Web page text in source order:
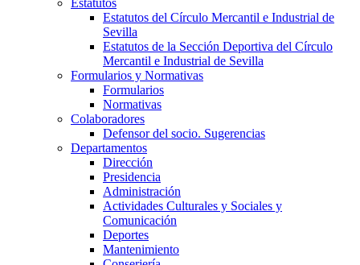
Estatutos del Círculo Mercantil e Industrial de
Sevilla
Estatutos de la Sección Deportiva del Círculo
Mercantil e Industrial de Sevilla
Formularios y Normativas
Formularios
Normativas
Colaboradores
Defensor del socio. Sugerencias
Departamentos
Dirección
Presidencia
Administración
Actividades Culturales y Sociales y
Comunicación
Deportes
Mantenimiento